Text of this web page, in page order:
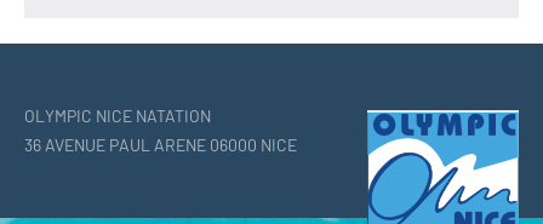
OLYMPIC NICE NATATION
36 AVENUE PAUL ARENE 06000 NICE